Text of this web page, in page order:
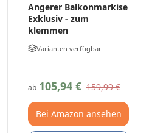
Angerer Balkonmarkise
Exklusiv - zum
klemmen
Varianten verfügbar
ab 105,94 € 159,99 €
Bei Amazon ansehen